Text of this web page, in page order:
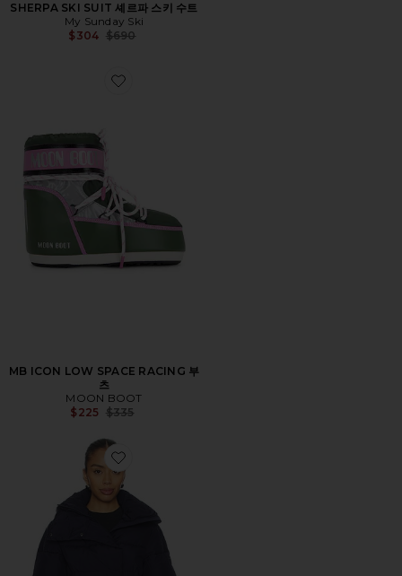
SHERPA SKI SUIT 셰르파 스키 수트
My Sunday Ski
$304 Previous price:
$690
Favorite MB ICON LOW SPACE RACING 부츠
MB ICON LOW SPACE RACING 부
츠
MOON BOOT
$225 Previous price:
$335
Favorite Bufera Ski Jacket